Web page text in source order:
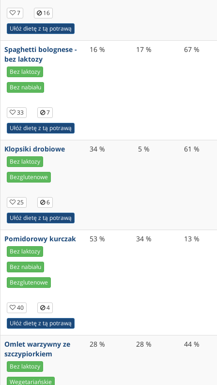
7
16
Ułóż dietę z tą potrawą
Spaghetti bolognese -
bez laktozy
Bez laktozy
Bez nabiału
33
7
Ułóż dietę z tą potrawą
16 % 17 % 67 %
Klopsiki drobiowe
Bez laktozy
Bezglutenowe
25
6
Ułóż dietę z tą potrawą
34 % 5 % 61 %
Pomidorowy kurczak
Bez laktozy
Bez nabiału
Bezglutenowe
40
4
Ułóż dietę z tą potrawą
53 % 34 % 13 %
Omlet warzywny ze
szczypiorkiem
Bez laktozy
Wegetariańskie
28 % 28 % 44 %